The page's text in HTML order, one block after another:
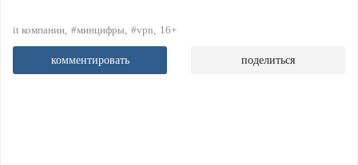
it компании #минцифры #vpn 16+
комментировать поделиться